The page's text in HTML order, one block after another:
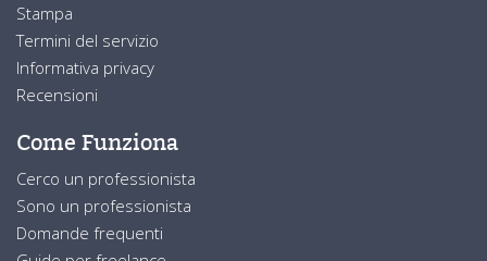
Stampa
Termini del servizio
Informativa privacy
Recensioni
Come Funziona
Cerco un professionista
Sono un professionista
Domande frequenti